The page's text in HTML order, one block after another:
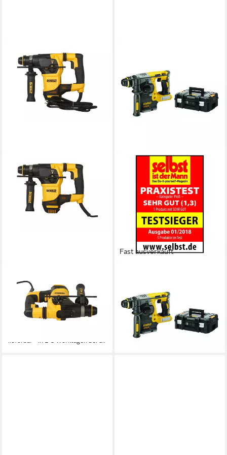
Kombihammer SDS-plus
30mm 950Watt, 950 W
Motorleistung, 3,5 Joule
ab 269,00 € UVP427,21 €
lieferbar - in 2-3 Werktagen bei dir
Fast ausverkauft
Kombihammer 18V
DCH273NT-XJ Solo
ab 271,19 €
lieferbar - in 2-3 Werktagen bei dir